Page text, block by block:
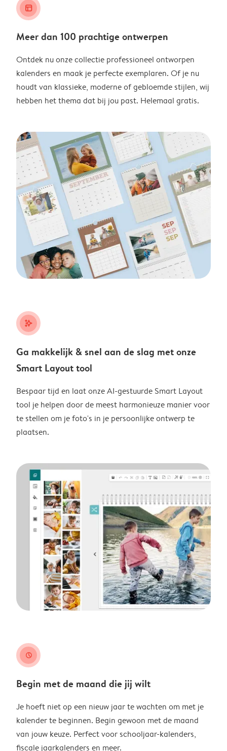
layout_alt
Meer dan 100 prachtige ontwerpen
Ontdek nu onze collectie professioneel ontworpen
kalenders en maak je perfecte exemplaren. Of je nu
houdt van klassieke, moderne of gebloemde stijlen, wij
hebben het thema dat bij jou past. Helemaal gratis.
stars_plus
Ga makkelijk & snel aan de slag met onze
Smart Layout tool
Bespaar tijd en laat onze AI-gestuurde Smart Layout
tool je helpen door de meest harmonieuze manier voor
te stellen om je foto's in je persoonlijke ontwerp te
plaatsen.
clock
Begin met de maand die jij wilt
Je hoeft niet op een nieuw jaar te wachten om met je
kalender te beginnen. Begin gewoon met de maand
van jouw keuze. Perfect voor schooljaar-kalenders,
fiscale jaarkalenders en meer.